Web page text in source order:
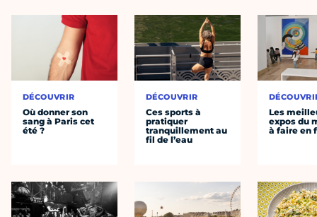
DÉCOUVRIR
Où donner son
sang à Paris cet
été ?
DÉCOUVRIR
Ces sports à
pratiquer
tranquillement au
fil de l’eau
Les
expos du
à faire en